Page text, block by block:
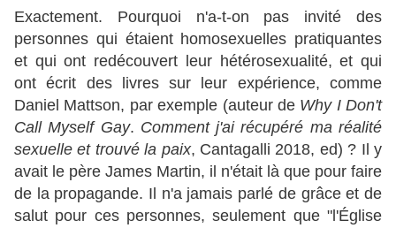
Exactement. Pourquoi n'a-t-on pas invité des
personnes qui étaient homosexuelles pratiquantes
et qui ont redécouvert leur hétérosexualité, et qui
ont écrit des livres sur leur expérience, comme
Daniel Mattson, par exemple (auteur de Why I Don't
Call Myself Gay. Comment j'ai récupéré ma réalité
sexuelle et trouvé la paix, Cantagalli 2018, ed) ? Il y
avait le père James Martin, il n'était là que pour faire
de la propagande. Il n'a jamais parlé de grâce et de
salut pour ces personnes, seulement que "l'Église